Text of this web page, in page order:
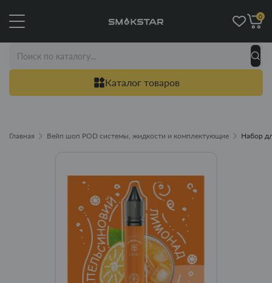
Каталог товаров
0
Главная Вейп шоп POD системы, жидкости и комплектующие Набор